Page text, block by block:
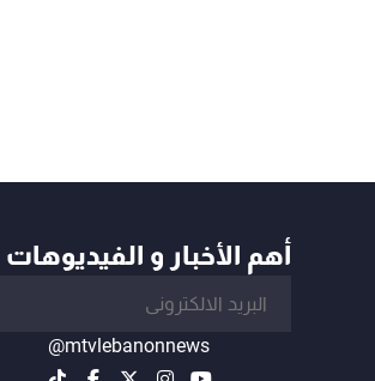
أهم الأخبار و
@mtvlebanonnews